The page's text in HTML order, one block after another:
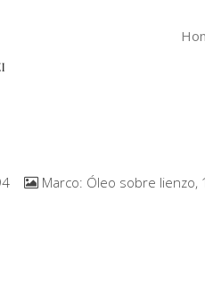
Marco: Óleo sobre lienzo,